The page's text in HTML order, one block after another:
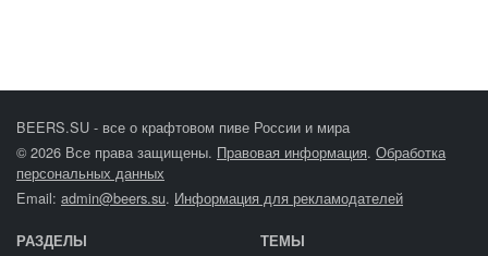
BEERS.SU - все о крафтовом пиве России и мира
© 2026 Все права защищены. Правовая информация. Обработка
персональных данных
Email: admin@beers.su. Информация для рекламодателей
РАЗДЕЛЫ ТЕМЫ